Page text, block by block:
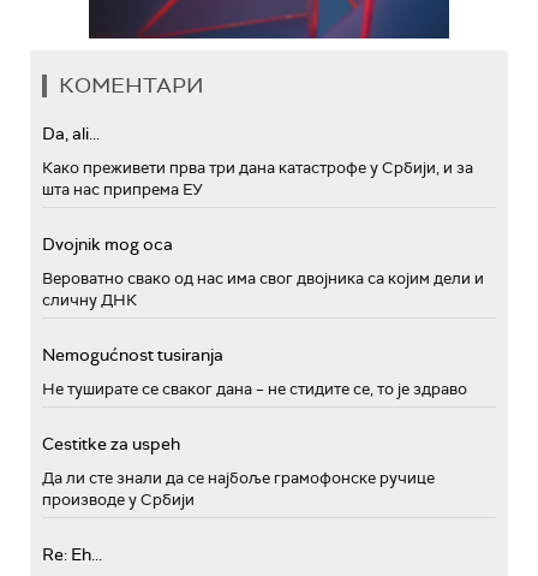
КОМЕНТАРИ
Da, ali...
Како преживети прва три дана катастрофе у Србији, и за
шта нас припрема ЕУ
Dvojnik mog oca
Вероватно свако од нас има свог двојника са којим дели и
сличну ДНК
Nemogućnost tusiranja
Не туширате се сваког дана – не стидите се, то је здраво
Cestitke za uspeh
Да ли сте знали да се најбоље грамофонске ручице
производе у Србији
Re: Eh...